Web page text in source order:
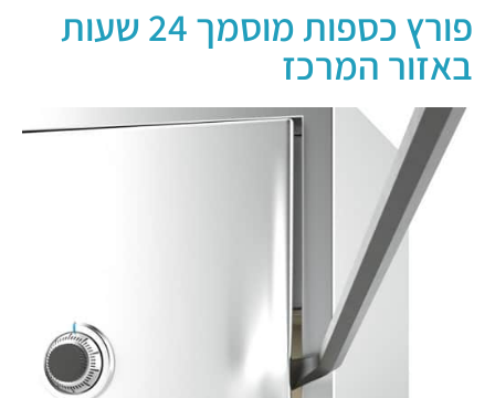
פורץ כספות מוסמך 24 שעות
באזור המרכז